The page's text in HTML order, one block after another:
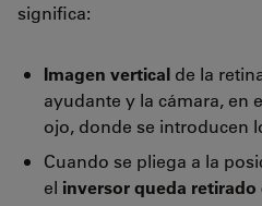
significa:
Imagen vertical de la
ayudante y la cámara, en
ojo, donde se introducen
Cuando se pliega a la
el inversor queda